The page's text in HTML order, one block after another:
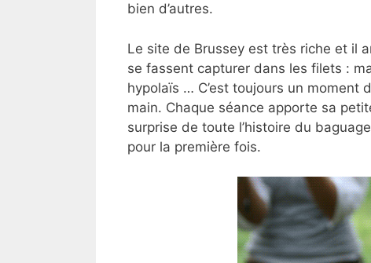
bien d’autres.
Le site de Brussey est très riche et il
se fassent capturer dans les filets :
hypolaïs … C’est toujours un moment
main. Chaque séance apporte sa
surprise de toute l’histoire du
pour la première fois.